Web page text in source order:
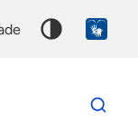
Dados
para